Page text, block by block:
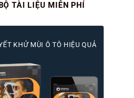
TÀI LIỆU MIỄN PHÍ
KHỬ MÙI Ô TÔ HIỆU QUẢ